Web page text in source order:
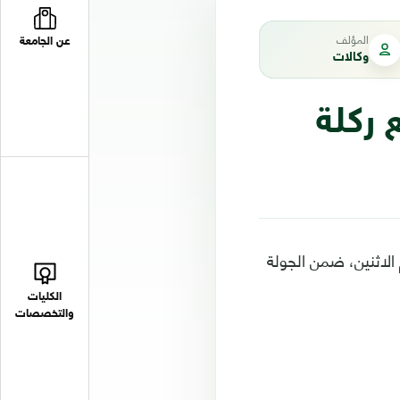
عن الجامعة
الكليات
والتخصصات
المؤلف
وكالات
ركلة
ضمن الجولة